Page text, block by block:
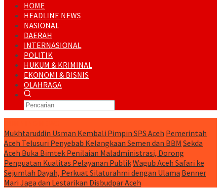
HOME
HEADLINE NEWS
NASIONAL
DAERAH
INTERNASIONAL
POLITIK
HUKUM & KRIMINAL
EKONOMI & BISNIS
OLAHRAGA
Mukhtaruddin Usman Kembali Pimpin SPS Aceh Pemerintah
Aceh Telusuri Penyebab Kelangkaan Semen dan BBM Sekda
Aceh Buka Bimtek Penilaian Maladministrasi, Dorong
Penguatan Kualitas Pelayanan PublikWagub Aceh Safari ke
Sejumlah Dayah, Perkuat Silaturahmi dengan Ulama Benner
Mari Jaga dan Lestarikan Disbudpar Aceh